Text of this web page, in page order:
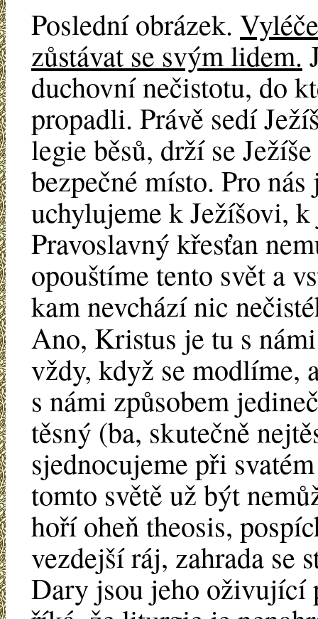
Poslední obrázek.
zůstávat se svým lidem.
duchovní nečistotu, do
propadli. Právě sedí
legie běsů, drží se
bezpečné místo. Pro
uchylujeme k Ježíšovi,
Pravoslavný křesťan
opouštíme tento svět a
kam nevchází nic
Ano, Kristus je tu s
vždy, když se modlíme,
s námi způsobem
těsný (ba, skutečně
sjednocujeme při
tomto světě už být
hoří oheň theosis,
vezdejší ráj, zahrada se
Dary jsou jeho oživující